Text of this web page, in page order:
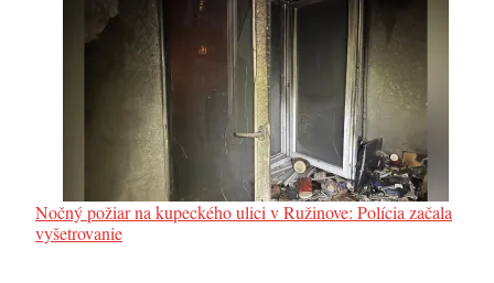
Nočný požiar na kupeckého ulici v Ružinove: Polícia začala
vyšetrovanie